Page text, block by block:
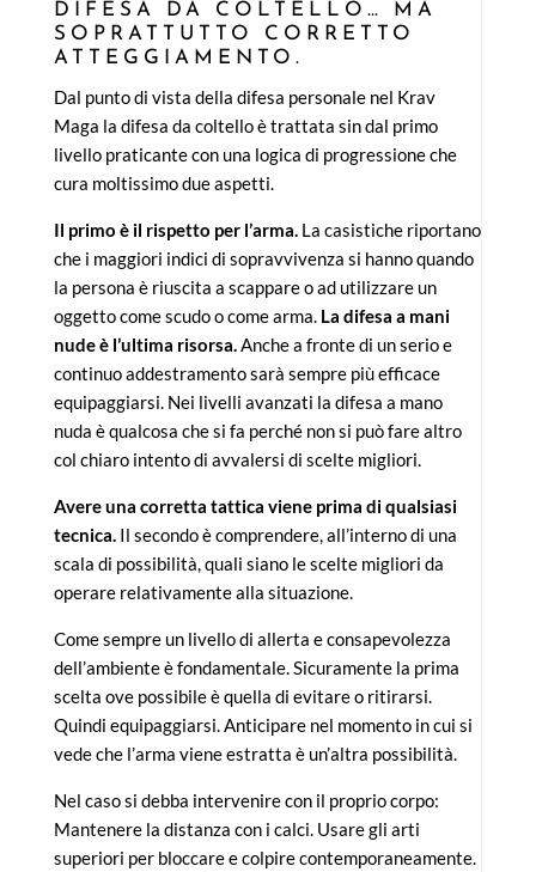
DIFESA DA COLTELLO… MA
SOPRATTUTTO CORRETTO
ATTEGGIAMENTO.
Dal punto di vista della difesa personale nel Krav
Maga la difesa da coltello è trattata sin dal primo
livello praticante con una logica di progressione che
cura moltissimo due aspetti.
Il primo è il rispetto per l’arma.La casistiche riportano
che i maggiori indici di sopravvivenza si hanno quando
la persona è riuscita a scappare o ad utilizzare un
oggetto come scudo o come arma. La difesa a mani
nude è l’ultima risorsa.Anche a fronte di un serio e
continuo addestramento sarà sempre più efficace
equipaggiarsi. Nei livelli avanzati la difesa a mano
nuda è qualcosa che si fa perché non si può fare altro
col chiaro intento di avvalersi di scelte migliori.
Avere una corretta tattica viene prima di qualsiasi
tecnica.Il secondo è comprendere, all’interno di una
scala di possibilità, quali siano le scelte migliori da
operare relativamente alla situazione.
Come sempre un livello di allerta e consapevolezza
dell’ambiente è fondamentale. Sicuramente la prima
scelta ove possibile è quella di evitare o ritirarsi.
Quindi equipaggiarsi. Anticipare nel momento in cui si
vede che l’arma viene estratta è un’altra possibilità.
Nel caso si debba intervenire con il proprio corpo:
Mantenere la distanza con i calci. Usare gli arti
superiori per bloccare e colpire contemporaneamente.